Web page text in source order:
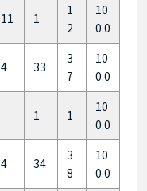
11 1
1
2
10
0.0
4 33
3
7
10
0.0
1 1
10
0.0
4 34
3
8
10
0.0